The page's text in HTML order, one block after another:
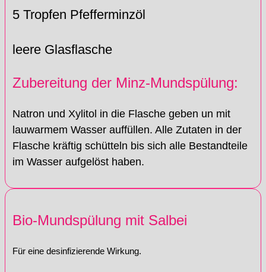
5 Tropfen Pfefferminzöl
leere Glasflasche
Zubereitung der Minz-Mundspülung:
Natron und Xylitol in die Flasche geben un mit
lauwarmem Wasser auffüllen. Alle Zutaten in der
Flasche kräftig schütteln bis sich alle Bestandteile
im Wasser aufgelöst haben.
Bio-Mundspülung mit Salbei
Für eine desinfizierende Wirkung.